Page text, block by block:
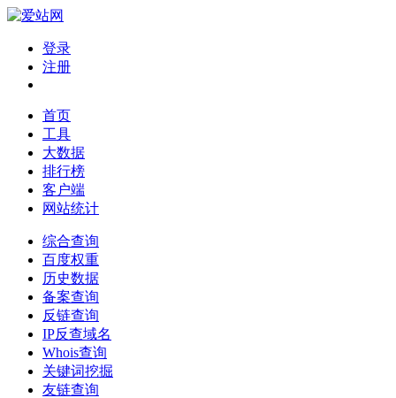
登录
注册
首页
工具
大数据
排行榜
客户端
网站统计
综合查询
百度权重
历史数据
备案查询
反链查询
IP反查域名
Whois查询
关键词挖掘
友链查询